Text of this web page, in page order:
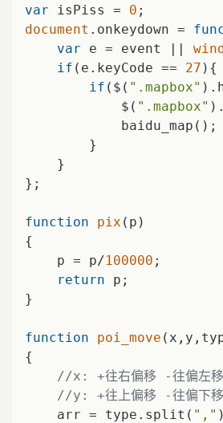
var isPiss = 0
document .onkeydown =
var e = event ||
if (e.keyCode == 27 ){
if ($( ".mapbox"
            $(
".mapbox"
            baidu_map();
        }
    }
};
function pix ( p
{
    p = p/
100000 ;
return p;
}
function poi_move (
{
//x: +往右偏移 -往偏左移
//y: +往上偏移 -往偏下移
    arr = type.split(
","